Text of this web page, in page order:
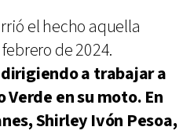
el hecho aquella
de 2024.
a trabajar a
en su moto. En
Shirley Ivón Pesoa,